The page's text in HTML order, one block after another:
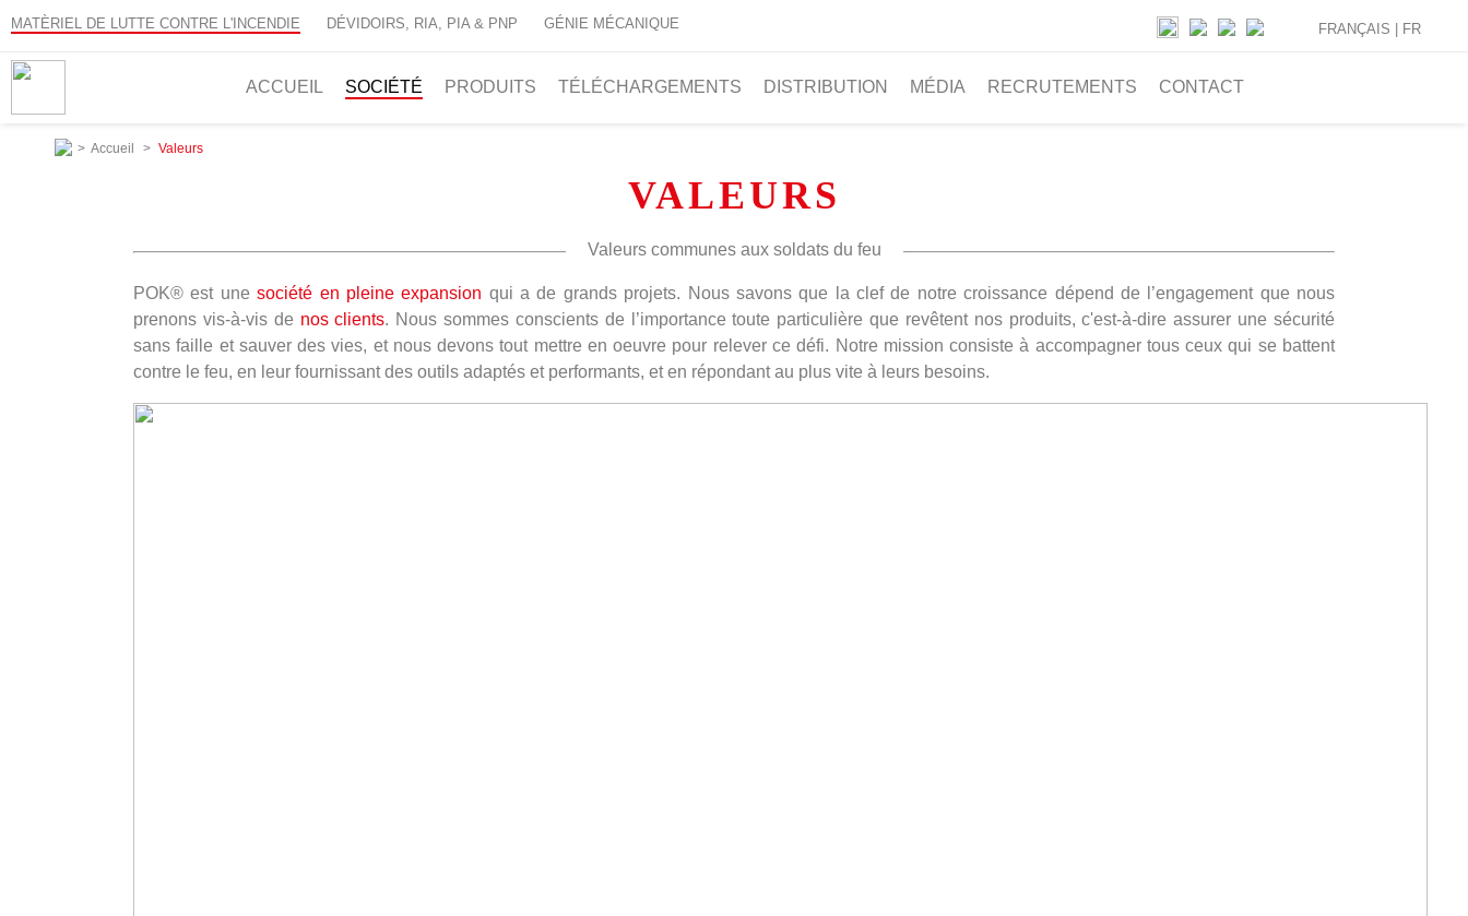
MATÈRIEL DE LUTTE CONTRE L'INCENDIE DÉVIDOIRS, RIA, PIA & PNP GÉNIE MÉCANIQUE
ACCUEIL SOCIÉTÉ PRODUITS TÉLÉCHARGEMENTS DISTRIBUTION MÉDIA RECRUTEMENTS CONTACT
FRANÇAIS | FR
> Accueil > Valeurs
VALEURS
Valeurs communes aux soldats du feu
POK® est unesociété en pleine expansion qui a de grands projets. Nous savons que la clef de notre croissance dépend de l’engagement que nous
prenons vis-à-vis de nos clients. Nous sommes conscients de l’importance toute particulière que revêtent nos produits, c'est-à-dire assurer une sécurité
sans faille et sauver des vies, et nous devons tout mettre en oeuvre pour relever ce défi. Notre mission consiste à accompagner tous ceux qui se battent
contre le feu, en leur fournissant des outils adaptés et performants, et en répondant au plus vite à leurs besoins.